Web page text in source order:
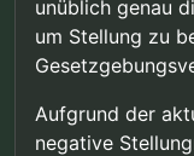
unüblich genau
um Stellung zu
Aufgrund der
negative